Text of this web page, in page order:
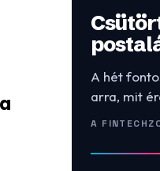
A hét
arra, mit
A